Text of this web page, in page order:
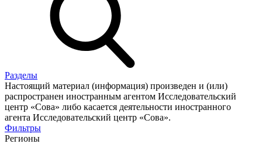
Разделы
Настоящий материал (информация) произведен и (или)
распространен иностранным агентом Исследовательский
центр «Сова» либо касается деятельности иностранного
агента Исследовательский центр «Сова».
Фильтры
Регионы